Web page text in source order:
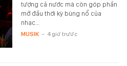
tượng cả nước mà còn góp phần
mở đầu thời kỳ bùng nổ của
nhạc…
MUSIK - 4 giờ trước